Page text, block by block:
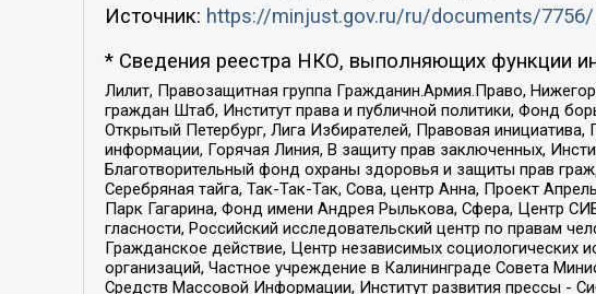
Источник: https://minjust.gov.ru/ru/documents/7756/
* Сведения реестра НКО, выполняющих функции
Лилит, Правозащитная группа Гражданин.Армия.Право,
граждан Штаб, Институт права и публичной политики, Фонд
Открытый Петербург, Лига Избирателей, Правовая
информации, Горячая Линия, В защиту прав заключенных,
Благотворительный фонд охраны здоровья и защиты прав
Серебряная тайга, Так-Так-Так, Сова, центр Анна, Проект
Парк Гагарина, Фонд имени Андрея Рылькова, Сфера, Центр
гласности, Российский исследовательский центр по правам
Гражданское действие, Центр независимых
организаций, Частное учреждение в Калининграде Совета
Средств Массовой Информации, Институт развития прессы -